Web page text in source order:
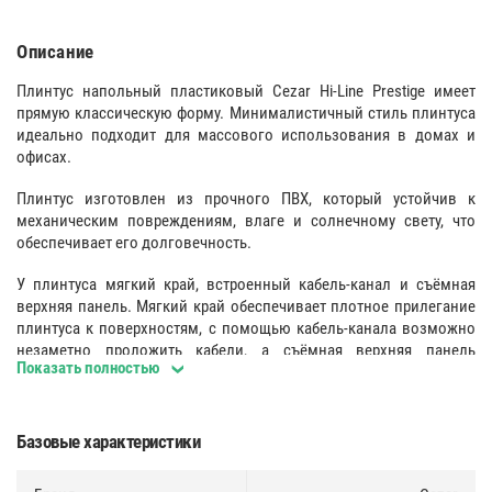
Описание
Плинтус напольный пластиковый Cezar Hi-Line Prestige имеет
прямую классическую форму. Минималистичный стиль плинтуса
идеально подходит для массового использования в домах и
офисах.
Плинтус изготовлен из прочного ПВХ, который устойчив к
механическим повреждениям, влаге и солнечному свету, что
обеспечивает его долговечность.
У плинтуса мягкий край, встроенный кабель-канал и съёмная
верхняя панель. Мягкий край обеспечивает плотное прилегание
плинтуса к поверхностям, с помощью кабель-канала возможно
незаметно проложить кабели, а съёмная верхняя панель
плинтуса обеспечивает удобство монтажа.
Однородная гладкая структура лицевой части.
Показать полностью
Базовые характеристики